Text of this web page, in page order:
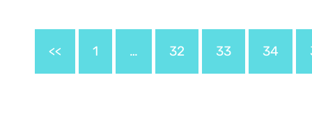
<< 1 … 32 33 34